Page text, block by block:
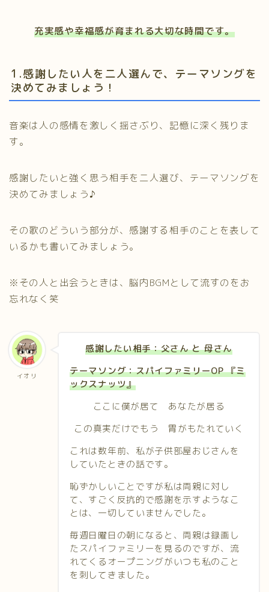
充実感や幸福感が育まれる大切な時間です。
1.感謝したい人を二人選んで、テーマソングを
決めてみましょう！
音楽は人の感情を激しく揺さぶり、記憶に深く残りま
す。
感謝したいと強く思う相手を二人選び、テーマソングを
決めてみましょう♪
その歌のどういう部分が、感謝する相手のことを表して
いるかも書いてみましょう。
※その人と出会うときは、脳内BGMとして流すのをお
忘れなく笑
イオリ
感謝したい相手：父さん と 母さん
テーマソング：スパイファミリーOP 『ミ
ックスナッツ』
ここに僕が居て あなたが居る
この真実だけでもう 胃がもたれていく
これは数年前、私が子供部屋おじさんを
していたときの話です。
恥ずかしいことですが私は両親に対し
て、すごく反抗的で感謝を示すようなこ
とは、一切していませんでした。
毎週日曜日の朝になると、両親は録画し
たスパイファミリーを見るのですが、流
れてくるオープニングがいつも私のこと
を刺してきました。